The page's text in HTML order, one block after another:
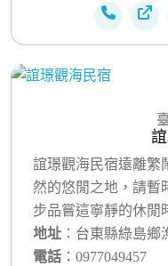
誼璟觀海民宿遠離繁
然的悠閒之地，請暫
步品嘗這寧靜的休閒
地址 ：台東縣綠島鄉
電話 ：0977049457